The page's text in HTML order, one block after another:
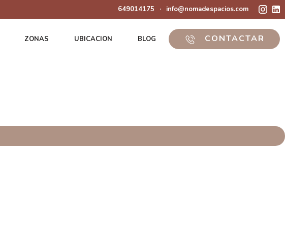
649014175 · info@nomadespacios.com
ZONAS UBICACION BLOG CONTACTAR